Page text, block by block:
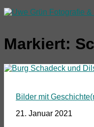
Markiert:
Bilder mit
21. Januar 2021